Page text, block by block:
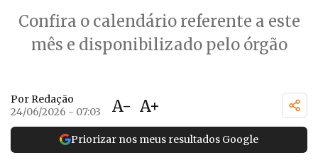
Confira o calendário referente a este
mês e disponibilizado pelo órgão
Por Redação
24/06/2026 - 07:03
A- A+
Priorizar nos meus resultados Google